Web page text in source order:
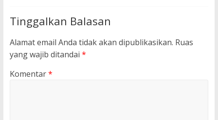
Tinggalkan Balasan
Alamat email Anda tidak akan dipublikasikan. Ruas
yang wajib ditandai *
Komentar*